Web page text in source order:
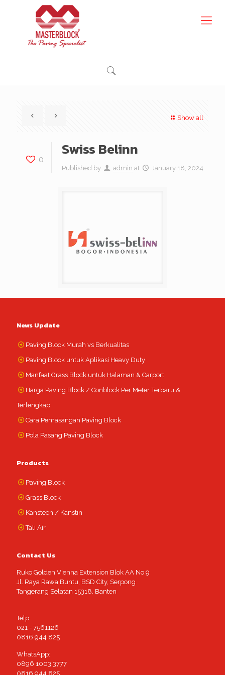
Show all
0 Swiss Belinn
Published by admin at January 18, 2024
News Update
Paving Block Murah vs Berkualitas
Paving Block untuk Aplikasi Heavy Duty
Manfaat Grass Block untuk Halaman & Carport
Harga Paving Block / Conblock Per Meter Terbaru &
Terlengkap
Cara Pemasangan Paving Block
Pola Pasang Paving Block
Products
Paving Block
Grass Block
Kansteen / Kanstin
Tali Air
Contact Us
Ruko Golden Vienna Extension Blok AA No 9
Jl. Raya Rawa Buntu, BSD City, Serpong
Tangerang Selatan 15318, Banten
Telp:
021 - 7561126
0816 944 825
WhatsApp:
0896 1003 3777
0816 944 825